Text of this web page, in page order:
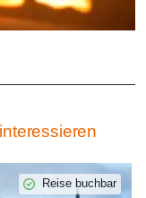
Reise buchbar